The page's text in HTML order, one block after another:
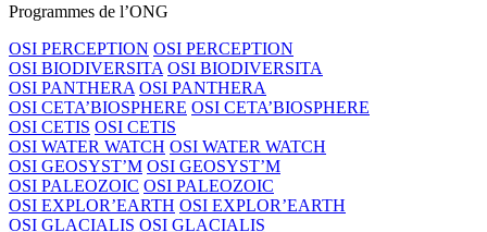
Programmes de l’ONG
OSI PERCEPTION OSI PERCEPTION
OSI BIODIVERSITA OSI BIODIVERSITA
OSI PANTHERA OSI PANTHERA
OSI CETA’BIOSPHERE OSI CETA’BIOSPHERE
OSI CETIS OSI CETIS
OSI WATER WATCH OSI WATER WATCH
OSI GEOSYST’M OSI GEOSYST’M
OSI PALEOZOIC OSI PALEOZOIC
OSI EXPLOR’EARTH OSI EXPLOR’EARTH
OSI GLACIALIS OSI GLACIALIS